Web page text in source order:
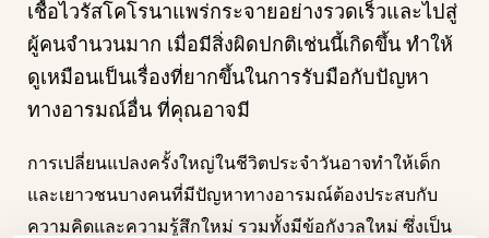
เชื้อไวรัสโคโรนาแพร่กระจายอย่างรวดเร็วและไปสู่
ผู้คนจํานวนมาก เมื่อมีสิ่งผิดปกติเช่นนี้เกิดขึ้น ทำให้
ดูเหมือนเป็นเรื่องที่ยากขึ้นในการรับมือกับปัญหา
ทางอารมณ์อื่น ที่คุณอาจมี
การเปลี่ยนแปลงครั้งใหญ่ในชีวิตประจําวันอาจทําให้เด็ก
และเยาวชนบางคนที่มีปัญหาทางอารมณ์ต้องประสบกับ
ความคิดและความรู้สึกใหม่ รวมทั้งมีข้อกังวลใหม่ ซึ่งเป็น